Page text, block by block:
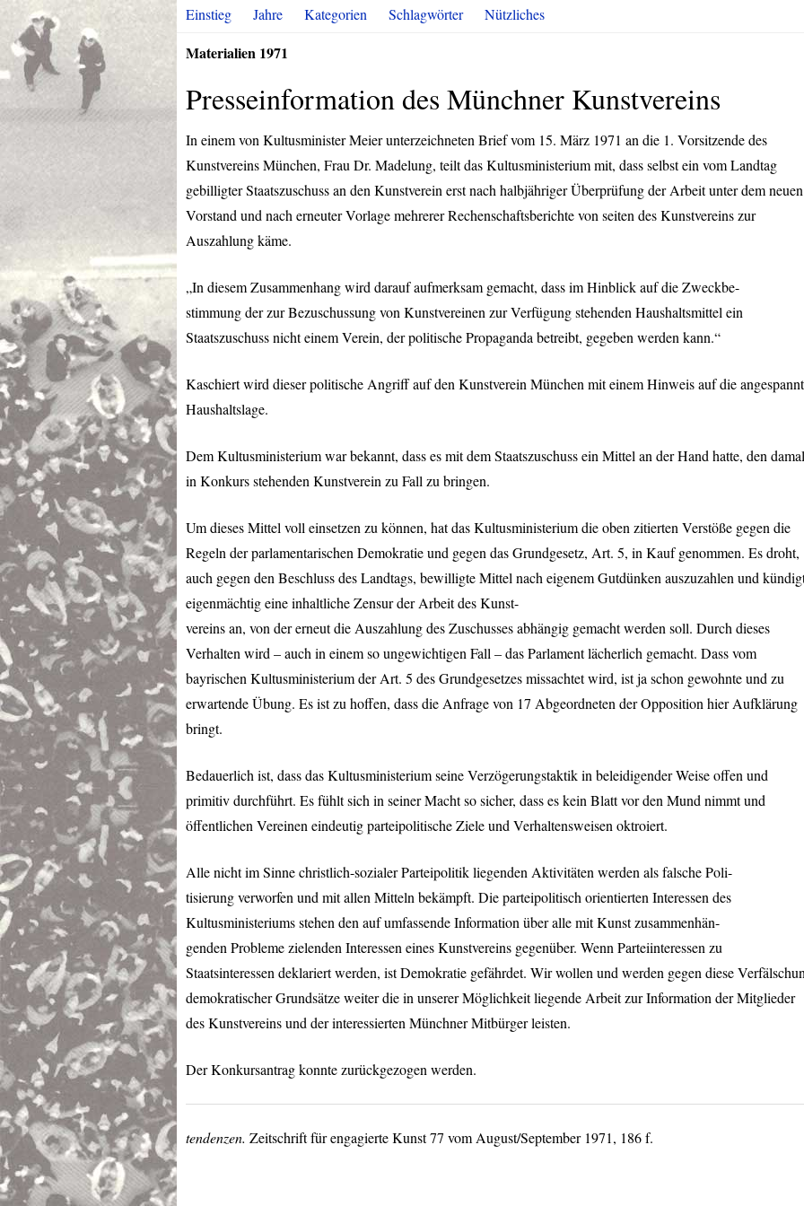
Einstieg Jahre Kategorien Schlagwörter Nützliches
Materialien 1971
Presseinformation des Münchner Kunstvereins
In einem von Kultusminister Meier unterzeichneten Brief vom 15. März 1971 an die 1. Vorsitzende des
Kunstvereins München, Frau Dr. Madelung, teilt das Kultusministerium mit, dass selbst ein vom Landtag
gebilligter Staatszuschuss an den Kunstverein erst nach halbjähriger Überprüfung der Arbeit unter dem neuen
Vorstand und nach erneuter Vorlage mehrerer Rechenschaftsberichte von seiten des Kunstvereins zur
Auszahlung käme.
„In diesem Zusammenhang wird darauf aufmerksam gemacht, dass im Hinblick auf die Zweckbe-
stimmung der zur Bezuschussung von Kunstvereinen zur Verfügung stehenden Haushaltsmittel ein
Staatszuschuss nicht einem Verein, der politische Propaganda betreibt, gegeben werden kann.“
Kaschiert wird dieser politische Angriff auf den Kunstverein München mit einem Hinweis auf die
Haushaltslage.
Dem Kultusministerium war bekannt, dass es mit dem Staatszuschuss ein Mittel an der Hand hatte, den
in Konkurs stehenden Kunstverein zu Fall zu bringen.
Um dieses Mittel voll einsetzen zu können, hat das Kultusministerium die oben zitierten Verstöße gegen die
Regeln der parlamentarischen Demokratie und gegen das Grundgesetz, Art. 5, in Kauf genommen. Es droht,
auch gegen den Beschluss des Landtags, bewilligte Mittel nach eigenem Gutdünken auszuzahlen und
eigenmächtig eine inhaltliche Zensur der Arbeit des Kunst-
vereins an, von der erneut die Auszahlung des Zuschusses abhängig gemacht werden soll. Durch dieses
Verhalten wird – auch in einem so ungewichtigen Fall – das Parlament lächerlich gemacht. Dass vom
bayrischen Kultusministerium der Art. 5 des Grundgesetzes missachtet wird, ist ja schon gewohnte und zu
erwartende Übung. Es ist zu hoffen, dass die Anfrage von 17 Abgeordneten der Opposition hier Aufklärung
bringt.
Bedauerlich ist, dass das Kultusministerium seine Verzögerungstaktik in beleidigender Weise offen und
primitiv durchführt. Es fühlt sich in seiner Macht so sicher, dass es kein Blatt vor den Mund nimmt und
öffentlichen Vereinen eindeutig parteipolitische Ziele und Verhaltensweisen oktroiert.
Alle nicht im Sinne christlich-sozialer Parteipolitik liegenden Aktivitäten werden als falsche Poli-
tisierung verworfen und mit allen Mitteln bekämpft. Die parteipolitisch orientierten Interessen des
Kultusministeriums stehen den auf umfassende Information über alle mit Kunst zusammenhän-
genden Probleme zielenden Interessen eines Kunstvereins gegenüber. Wenn Parteiinteressen zu
Staatsinteressen deklariert werden, ist Demokratie gefährdet. Wir wollen und werden gegen diese
demokratischer Grundsätze weiter die in unserer Möglichkeit liegende Arbeit zur Information der Mitglieder
des Kunstvereins und der interessierten Münchner Mitbürger leisten.
Der Konkursantrag konnte zurückgezogen werden.
tendenzen. Zeitschrift für engagierte Kunst 77 vom August/September 1971, 186 f.